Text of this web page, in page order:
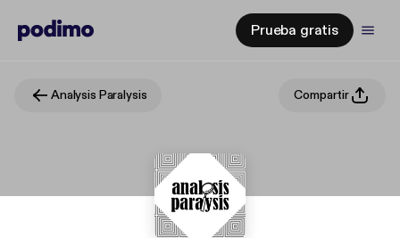
Prueba gratis
Analysis Paralysis Compartir